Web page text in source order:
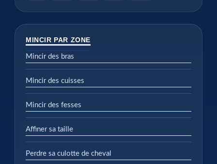
MINCIR PAR ZONE
Mincir des bras
Mincir des cuisses
Mincir des fesses
Affiner sa taille
Perdre sa culotte de cheval